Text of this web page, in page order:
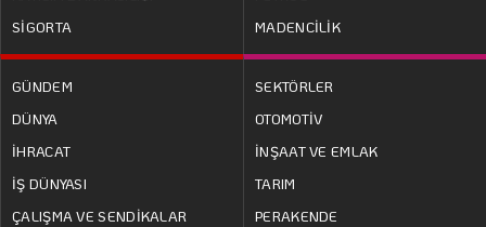
SİGORTA
MADENCİLİK
GÜNDEM
DÜNYA
İHRACAT
İŞ DÜNYASI
ÇALIŞMA VE SENDİKALAR
SEKTÖRLER
OTOMOTİV
İNŞAAT VE EMLAK
TARIM
PERAKENDE